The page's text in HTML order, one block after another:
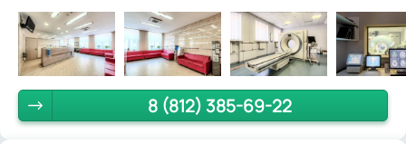
8 (812) 385-69-22